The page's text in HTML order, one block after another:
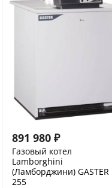
891 980 ₽
Газовый котел
Lamborghini
(Ламборджини) GASTER
255